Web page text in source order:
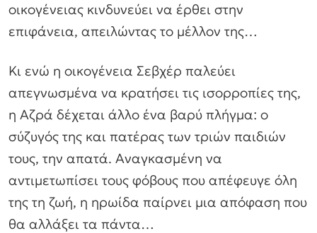
οικογένειας κινδυνεύει να έρθει στην
επιφάνεια, απειλώντας το μέλλον της…
Κι ενώ η οικογένεια Σεβχέρ παλεύει
απεγνωσμένα να κρατήσει τις ισορροπίες της,
η Αζρά δέχεται άλλο ένα βαρύ πλήγμα: ο
σύζυγός της και πατέρας των τριών παιδιών
τους, την απατά. Αναγκασμένη να
αντιμετωπίσει τους φόβους που απέφευγε όλη
της τη ζωή, η ηρωίδα παίρνει μια απόφαση που
θα αλλάξει τα πάντα…